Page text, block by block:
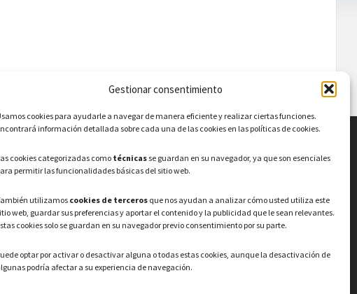
Gestionar consentimiento
cookies para ayudarle a navegar de manera eficiente y realizar ciertas funciones.
información detallada sobre cada una de las cookies en las políticas de cookies.
cookies categorizadas como técnicas se guardan en su navegador, ya que son esenciales
permitir las funcionalidades básicas del sitio web.
utilizamoscookies de terceros que nos ayudan a analizar cómo usted utiliza este
web, guardar sus preferencias y aportar el contenido y la publicidad que le sean relevantes.
cookies solo se guardan en su navegador previo consentimiento por su parte.
optar por activar o desactivar alguna o todas estas cookies, aunque la desactivación de
podría afectar a su experiencia de navegación.
15:00h
LEGAL
de cookiesRegistro de actividades de
Tratamiento
© 2026 Ayuntamiento de Valdeavero